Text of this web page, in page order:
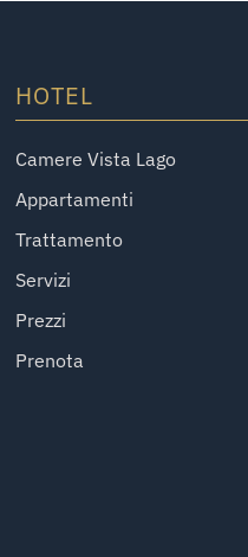
HOTEL
Camere Vista Lago
Appartamenti
Trattamento
Servizi
Prezzi
Prenota